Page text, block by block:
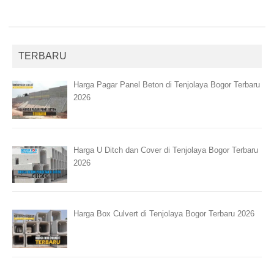
TERBARU
Harga Pagar Panel Beton di Tenjolaya Bogor Terbaru
2026
Harga U Ditch dan Cover di Tenjolaya Bogor Terbaru
2026
Harga Box Culvert di Tenjolaya Bogor Terbaru 2026